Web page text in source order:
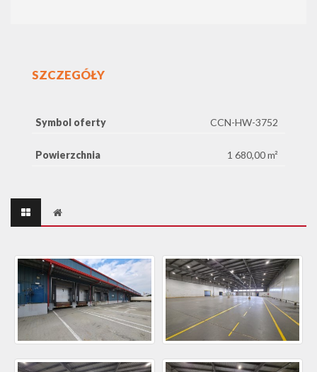
SZCZEGÓŁY
Symbol oferty CCN-HW-3752
Powierzchnia 1 680,00 m²